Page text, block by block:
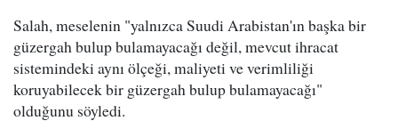
Salah, meselenin "yalnızca Suudi Arabistan'ın başka bir
güzergah bulup bulamayacağı değil, mevcut ihracat
sistemindeki aynı ölçeği, maliyeti ve verimliliği
koruyabilecek bir güzergah bulup bulamayacağı"
olduğunu söyledi.